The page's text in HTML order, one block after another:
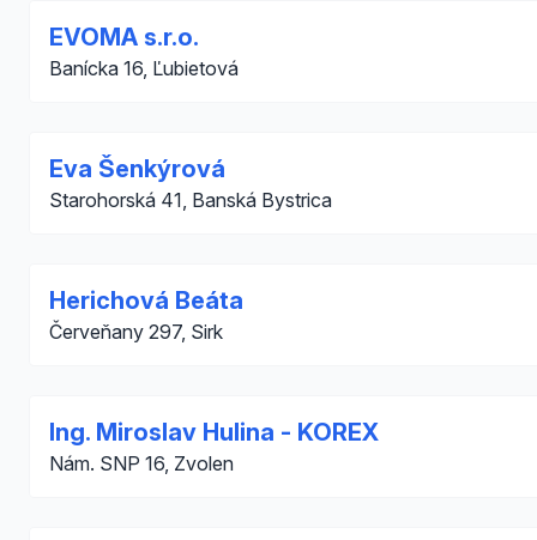
EVOMA s.r.o.
Banícka 16, Ľubietová
Eva Šenkýrová
Starohorská 41, Banská Bystrica
Herichová Beáta
Červeňany 297, Sirk
Ing. Miroslav Hulina - KOREX
Nám. SNP 16, Zvolen